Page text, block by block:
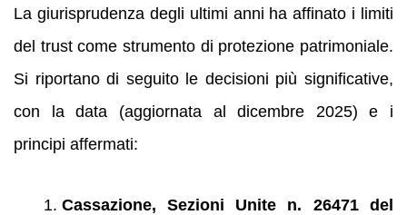
La giurisprudenza degli ultimi anni ha affinato i limiti
del trust come strumento di protezione patrimoniale.
Si riportano di seguito le decisioni più significative,
con la data (aggiornata al dicembre 2025) e i
principi affermati:
Cassazione, Sezioni Unite n. 26471 del